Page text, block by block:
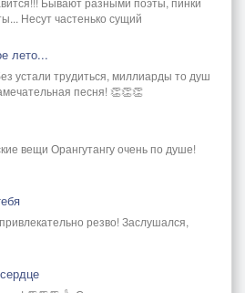
Несут частенько сущий
лето...
устали трудиться, миллиарды то душ
песня! 👏👏👏
вещи Орангутангу очень по душе!
резво! Заслушался,